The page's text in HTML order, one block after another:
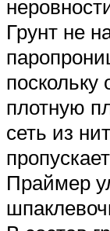
Грунт не
плотную
сеть из
Праймер